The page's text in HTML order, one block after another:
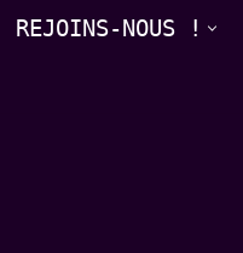
REJOINS-NOUS !